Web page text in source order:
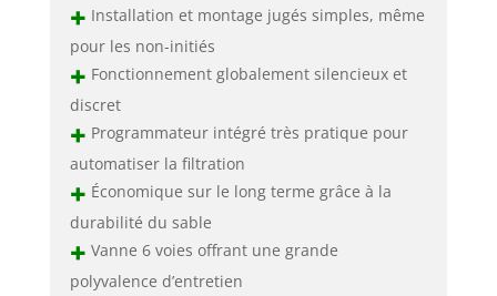
+ Installation et montage jugés simples, même
pour les non-initiés
+ Fonctionnement globalement silencieux et
discret
+ Programmateur intégré très pratique pour
automatiser la filtration
+ Économique sur le long terme grâce à la
durabilité du sable
+ Vanne 6 voies offrant une grande
polyvalence d’entretien